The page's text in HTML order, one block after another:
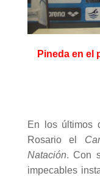
Pineda en el
En los últimos
Rosario el
Natación. Con
impecables